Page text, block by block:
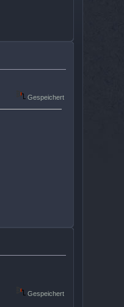
Gespeichert
Gespeichert